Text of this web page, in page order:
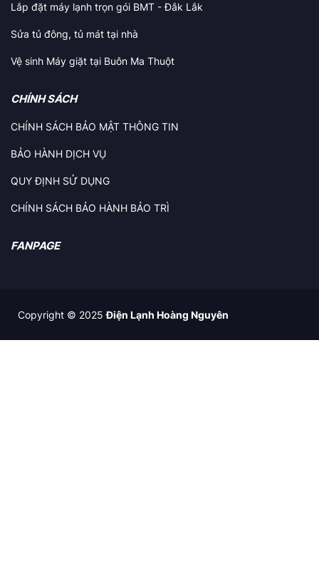
Lắp đặt máy lạnh trọn gói BMT - Đắk Lắk
Sửa tủ đông, tủ mát tại nhà
Vệ sinh Máy giặt tại Buôn Ma Thuột
CHÍNH SÁCH
CHÍNH SÁCH BẢO MẬT THÔNG TIN
BẢO HÀNH DỊCH VỤ
QUY ĐỊNH SỬ DỤNG
CHÍNH SÁCH BẢO HÀNH BẢO TRÌ
FANPAGE
Copyright © 2025Điện Lạnh Hoàng Nguyên